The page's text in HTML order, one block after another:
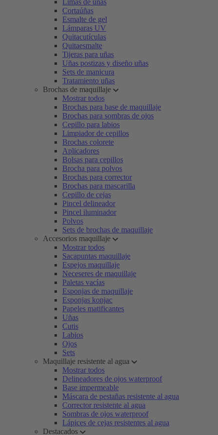
Limas de uñas
Cortaúñas
Esmalte de gel
Lámparas UV
Quitacutículas
Quitaesmalte
Tijeras para uñas
Uñas postizas y diseño uñas
Sets de manicura
Tratamiento uñas
Brochas de maquillaje
Mostrar todos
Brochas para base de maquillaje
Brochas para sombras de ojos
Cepillo para labios
Limpiador de cepillos
Brochas colorete
Aplicadores
Bolsas para cepillos
Brocha para polvos
Brochas para corrector
Brochas para mascarilla
Cepillo de cejas
Pincel delineador
Pincel iluminador
Polvos
Sets de brochas de maquillaje
Accesorios maquillaje
Mostrar todos
Sacapuntas maquillaje
Espejos maquillaje
Neceseres de maquillaje
Paletas vacías
Esponjas de maquillaje
Esponjas konjac
Papeles matificantes
Uñas
Cutis
Labios
Ojos
Sets
Maquillaje resistente al agua
Mostrar todos
Delineadores de ojos waterproof
Base impermeable
Máscara de pestañas resistente al agua
Corrector resistente al agua
Sombras de ojos waterproof
Lápices de cejas resistentes al agua
Destacados